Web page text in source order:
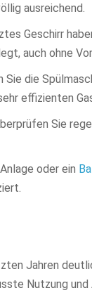
ausreichend.
Geschirr
auch ohne
die
effizienten
Sie
oder ein
Jahren
Nutzung